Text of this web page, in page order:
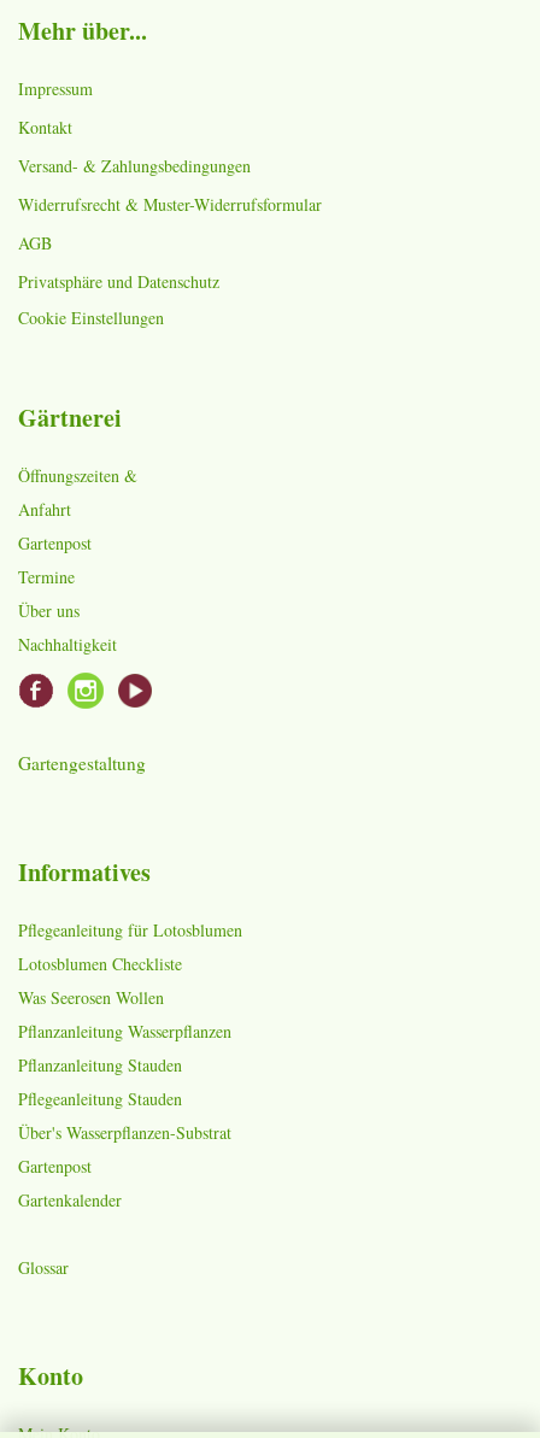
Mehr über...
Impressum
Kontakt
Versand- & Zahlungsbedingungen
Widerrufsrecht & Muster-Widerrufsformular
AGB
Privatsphäre und Datenschutz
Cookie Einstellungen
Gärtnerei
Öffnungszeiten &
Anfahrt
Gartenpost
Termine
Über uns
Nachhaltigkeit
Gartengestaltung
Informatives
Pflegeanleitung für Lotosblumen
Lotosblumen Checkliste
Was Seerosen Wollen
Pflanzanleitung Wasserpflanzen
Pflanzanleitung Stauden
Pflegeanleitung Stauden
Über's Wasserpflanzen-Substrat
Gartenpost
Gartenkalender
Glossar
Konto